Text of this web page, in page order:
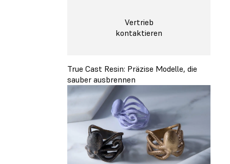
Vertrieb
kontaktieren
True Cast Resin: Präzise Modelle, die
sauber ausbrennen